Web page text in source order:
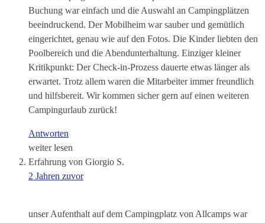
Buchung war einfach und die Auswahl an Campingplätzen
beeindruckend. Der Mobilheim war sauber und gemütlich
eingerichtet, genau wie auf den Fotos. Die Kinder liebten den
Poolbereich und die Abendunterhaltung. Einziger kleiner
Kritikpunkt: Der Check-in-Prozess dauerte etwas länger als
erwartet. Trotz allem waren die Mitarbeiter immer freundlich
und hilfsbereit. Wir kommen sicher gern auf einen weiteren
Campingurlaub zurück!
Antworten
weiter lesen
Erfahrung von Giorgio S.
2 Jahren zuvor
unser Aufenthalt auf dem Campingplatz von Allcamps war